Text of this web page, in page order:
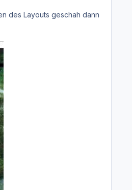
des Layouts geschah dann